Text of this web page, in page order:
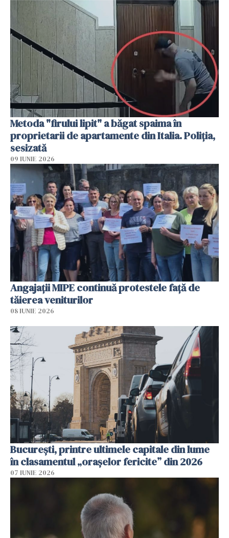
Metoda "firului lipit" a băgat spaima în
proprietarii de apartamente din Italia. Poliția,
sesizată
09 IUNIE 2026
Angajaţii MIPE continuă protestele faţă de
tăierea veniturilor
08 IUNIE 2026
București, printre ultimele capitale din lume
în clasamentul „orașelor fericite” din 2026
07 IUNIE 2026